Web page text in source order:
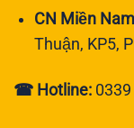
CN Miền
Thuận, KP5,
☎ Hotline: 0339